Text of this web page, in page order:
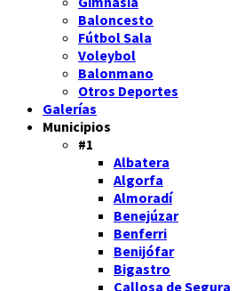
Baloncesto
Fútbol Sala
Voleybol
Balonmano
Otros Deportes
Galerías
Municipios
#1
Albatera
Algorfa
Almoradí
Benejúzar
Benferri
Benijófar
Bigastro
Callosa de Segura